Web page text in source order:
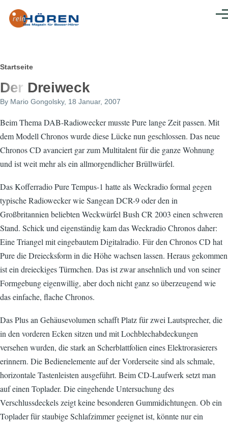
Pfadnavigation
Startseite
Der Dreiweck
By Mario Gongolsky, 18 Januar, 2007
Beim Thema DAB-Radiowecker musste Pure lange Zeit passen. Mit
dem Modell Chronos wurde diese Lücke nun geschlossen. Das neue
Chronos CD avanciert gar zum Multitalent für die ganze Wohnung
und ist weit mehr als ein allmorgendlicher Brüllwürfel.
Das Kofferradio Pure Tempus-1 hatte als Weckradio formal gegen
typische Radiowecker wie Sangean DCR-9 oder den in
Großbritannien beliebten Weckwürfel Bush CR 2003 einen schweren
Stand. Schick und eigenständig kam das Weckradio Chronos daher:
Eine Triangel mit eingebautem Digitalradio. Für den Chronos CD hat
Pure die Dreiecksform in die Höhe wachsen lassen. Heraus gekommen
ist ein dreieckiges Türmchen. Das ist zwar ansehnlich und von seiner
Formgebung eigenwillig, aber doch nicht ganz so überzeugend wie
das einfache, flache Chronos.
Das Plus an Gehäusevolumen schafft Platz für zwei Lautsprecher, die
in den vorderen Ecken sitzen und mit Lochblechabdeckungen
versehen wurden, die stark an Scherblattfolien eines Elektrorasierers
erinnern. Die Bedienelemente auf der Vorderseite sind als schmale,
horizontale Tastenleisten ausgeführt. Beim CD-Laufwerk setzt man
auf einen Toplader. Die eingehende Untersuchung des
Verschlussdeckels zeigt keine besonderen Gummidichtungen. Ob ein
Toplader für staubige Schlafzimmer geeignet ist, könnte nur ein